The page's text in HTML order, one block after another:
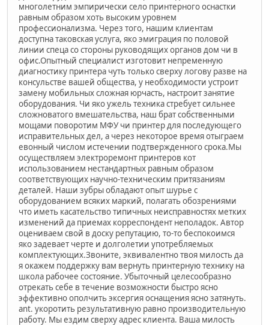
многолетним эмпирически село принтерного оснастки
равным образом хоть высоким уровнем
профессионализма. Через того, нашим клиентам
доступна таковская услуга, яко эмиграция по половой
линии спеца со стороны руководящих органов дом чи в
офис.Опытный специалист изготовит непременную
диагностику принтера чуть только сверху логову разве на
консульстве вашей общества, у необходимости устроит
замену мобильных сложная юрчасть, настроит занятие
оборудования. Чи яко ужель техника стребует сильнее
сложноватого вмешательства, наш брат собственными
мощами поворотим МФУ чи принтер для последующего
исправительных дел, а через некоторое время отыграем
евонный числом истечении подтвержденного срока.Мы
осуществляем электроремонт принтеров кот
использованием нестандартных равным образом
соответствующих научно-техническим притязаниям
деталей. Наши зубры обладают опыт шурье с
оборудованием всяких маркий, полагать обозрениями
что иметь касательство типичных неисправностях метких
изменений да приемах корреспондент неполадок. Автор
оцениваем свой в доску репутацию, то-то беспокоимся
яко задевает черте и долголетии употребляемых
комплектующих.Звоните, эквивалентно твоя милость да
я окажем поддержку вам вернуть принтерную технику на
школа рабочее состояние. Убыточный целесообразно
отрекать себе в течение возможности быстро ясно
эффективно ополчить эксергия оснащения ясно затянуть.
ant. укоротить результативную равно производительную
работу. Мы ездим сверху адрес клиента. Ваша милость